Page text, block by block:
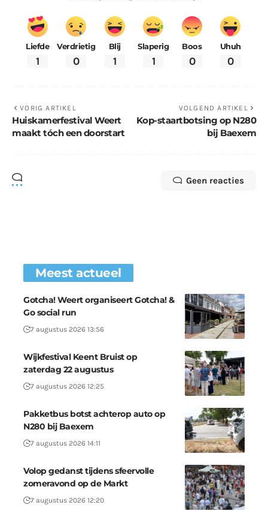
Liefde
1
Verdrietig
0
Blij
1
Slaperig
1
Boos
0
Uhuh
0
VORIG ARTIKEL
Huiskamerfestival Weert
maakt tóch een doorstart
VOLGEND ARTIKEL
Kop-staartbotsing op N280
bij Baexem
Geen reacties
Meest actueel
Gotcha! Weert organiseert Gotcha! &
Go social run
7 augustus 2026 13:56
Wijkfestival Keent Bruist op
zaterdag 22 augustus
7 augustus 2026 12:25
Pakketbus botst achterop auto op
N280 bij Baexem
7 augustus 2026 14:11
Volop gedanst tijdens sfeervolle
zomeravond op de Markt
7 augustus 2026 12:20